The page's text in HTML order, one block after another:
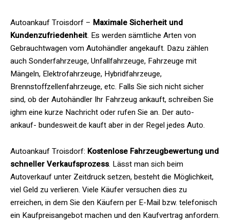
Autoankauf Troisdorf – Maximale Sicherheit und
Kundenzufriedenheit. Es werden sämtliche Arten von
Gebrauchtwagen vom Autohändler angekauft. Dazu zählen
auch Sonderfahrzeuge, Unfallfahrzeuge, Fahrzeuge mit
Mängeln, Elektrofahrzeuge, Hybridfahrzeuge,
Brennstoffzellenfahrzeuge, etc. Falls Sie sich nicht sicher
sind, ob der Autohändler Ihr Fahrzeug ankauft, schreiben Sie
ighm eine kurze Nachricht oder rufen Sie an. Der auto-
ankauf- bundesweit.de kauft aber in der Regel jedes Auto.
Autoankauf Troisdorf: Kostenlose Fahrzeugbewertung und
schneller Verkaufsprozess. Lässt man sich beim
Autoverkauf unter Zeitdruck setzen, besteht die Möglichkeit,
viel Geld zu verlieren. Viele Käufer versuchen dies zu
erreichen, in dem Sie den Käufern per E-Mail bzw. telefonisch
ein Kaufpreisangebot machen und den Kaufvertrag anfordern.